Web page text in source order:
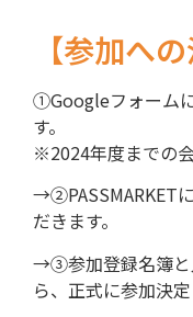
【参加へ
①Googleフォーム
す。
※2024年度までの
→②PASSMARKET
だきます。
→③参加登録名簿と
ら、正式に参加決定